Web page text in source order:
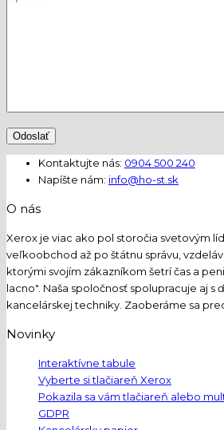
Kontaktujte nás: 0904 500 240
Napíšte nám: info@ho-st.sk
O nás
Xerox je viac ako pol storočia svetovým
veľkoobchod až po štátnu správu,
ktorými svojím zákazníkom šetrí čas a
lacno". Naša spoločnosť spolupracuje aj
kancelárskej techniky. Zaoberáme sa
Novinky
Interaktívne tabule
Vyberte si tlačiareň Xerox
Pokazila sa vám tlačiareň alebo
GDPR